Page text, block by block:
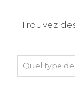
Trouvez